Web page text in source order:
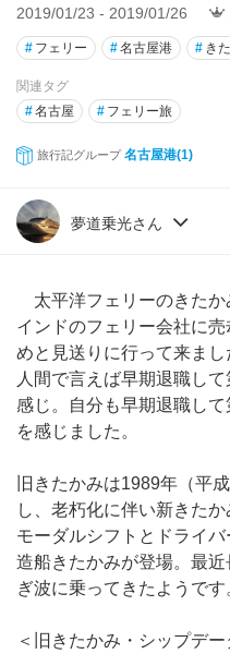
2019/01/23 - 2019/01/26
# フェリー #名古屋港 # き
関連タグ
#名古屋 # フェリー旅
旅行記グループ 名古屋港(1)
夢道乗光さん
太平洋フェリーのきたか
インドのフェリー会社に
めと見送りに行って来まし
人間で言えば早期退職し
感じ。自分も早期退職し
を感じました。
旧きたかみは1989年（平
し、老朽化に伴い新きたか
モーダルシフトとドライ
造船きたかみが登場。最
ぎ波に乗ってきたようです
＜旧きたかみ・シップデー